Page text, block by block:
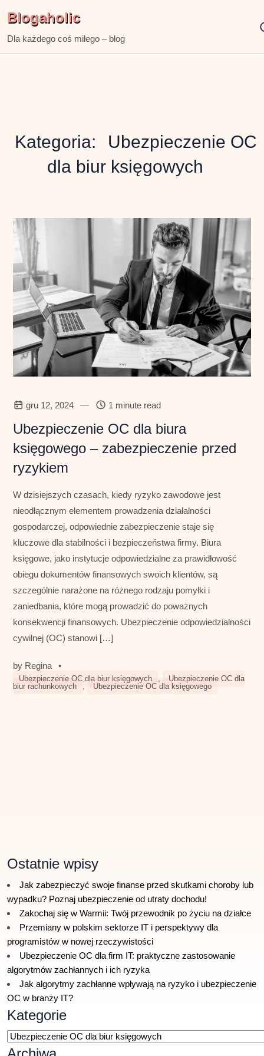
content
Blogaholic
Dla każdego coś miłego – blog
Kategoria:
Ubezpieczenie OC
dla biur księgowych
gru 12, 2024 — 1 minute read
Ubezpieczenie OC dla biura
księgowego – zabezpieczenie przed
ryzykiem
W dzisiejszych czasach, kiedy ryzyko zawodowe jest
nieodłącznym elementem prowadzenia działalności
gospodarczej, odpowiednie zabezpieczenie staje się
kluczowe dla stabilności i bezpieczeństwa firmy. Biura
księgowe, jako instytucje odpowiedzialne za prawidłowość
obiegu dokumentów finansowych swoich klientów, są
szczególnie narażone na różnego rodzaju pomyłki i
zaniedbania, które mogą prowadzić do poważnych
konsekwencji finansowych. Ubezpieczenie odpowiedzialności
cywilnej (OC) stanowi […]
by Regina •
Ubezpieczenie OC dla biur księgowych
Ubezpieczenie OC dla
biur rachunkowych
Ubezpieczenie OC dla księgowego
Ostatnie wpisy
Jak zabezpieczyć swoje finanse przed skutkami choroby lub
wypadku? Poznaj ubezpieczenie od utraty dochodu!
Zakochaj się w Warmii: Twój przewodnik po życiu na działce
Przemiany w polskim sektorze IT i perspektywy dla
programistów w nowej rzeczywistości
Ubezpieczenie OC dla firm IT: praktyczne zastosowanie
algorytmów zachłannych i ich ryzyka
Jak algorytmy zachłanne wpływają na ryzyko i ubezpieczenie
OC w branży IT?
Kategorie
Kategorie